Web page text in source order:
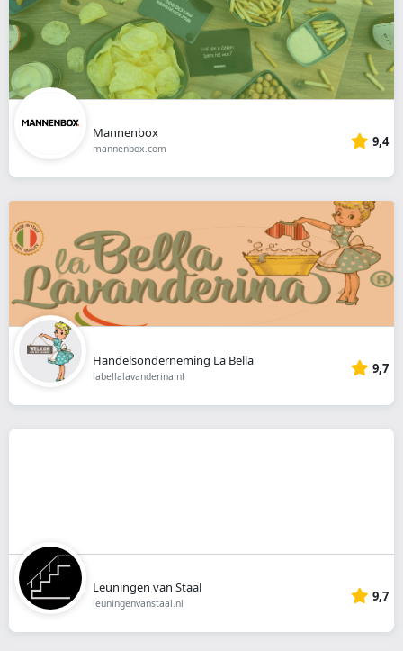
Mannenbox
mannenbox.com 9,4
Handelsonderneming La Bella
labellalavanderina.nl 9,7
Leuningen van Staal
leuningenvanstaal.nl 9,7